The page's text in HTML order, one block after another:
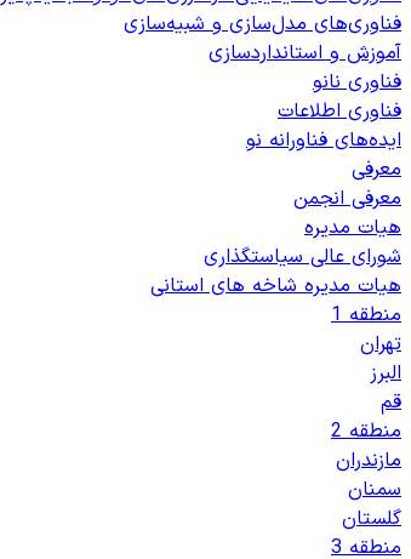
فناوری‌های مدل‌سازی و شبیه‌سازی
آموزش و استانداردسازی
فناوری نانو
فناوری اطلاعات
ایده‌های فناورانه نو
معرفی
معرفی انجمن
هیات مدیره
شورای عالی سیاستگذاری
هیات مدیره شاخه های استانی
منطقه 1
تهران
البرز
قم
منطقه 2
مازندران
سمنان
گلستان
منطقه 3